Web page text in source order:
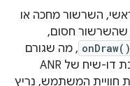
השרשור מחכה או
שהשרשור חסום,
onDraw() , מה שגורם
לאפליקציה לקפוא ועלול להוביל לתיבת דו-שיח של ANR
חוויית המשתמש, נריץ